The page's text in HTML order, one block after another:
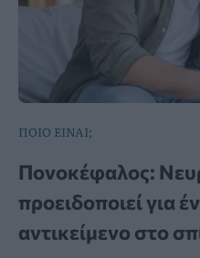
ΠΟΙΟ ΕΙΝΑΙ;
Πονοκέφαλος:
προειδοποιεί για
αντικείμενο στο